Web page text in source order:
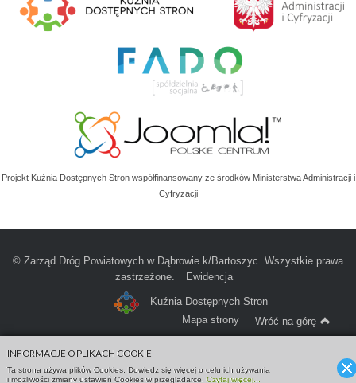
Projekt Kuźnia Dostępnych Stron współfinansowany ze środków Ministerstwa Administracji i
Cyfryzacji
© Zarząd Dróg Powiatowych w Dąbrowie k/Bartoszyc. Wszystkie prawa
zastrzeżone.
Ewidencja
Kuźnia Dostępnych Stron
Mapa strony
Wróć na górę
INFORMACJE O PLIKACH COOKIE
Ta strona używa plików Cookies. Dowiedz się więcej o celu ich używania
i możliwości zmiany ustawień Cookies w przeglądarce.Czytaj więcej...